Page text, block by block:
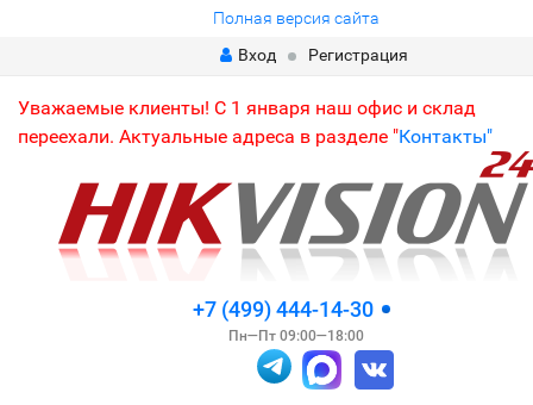
Полная версия сайта
Вход
Регистрация
Уважаемые клиенты! С 1 января наш офис и склад
переехали. Актуальные адреса в разделе "Контакты"
+7 (499) 444-14-30
Пн—Пт 09:00—18:00